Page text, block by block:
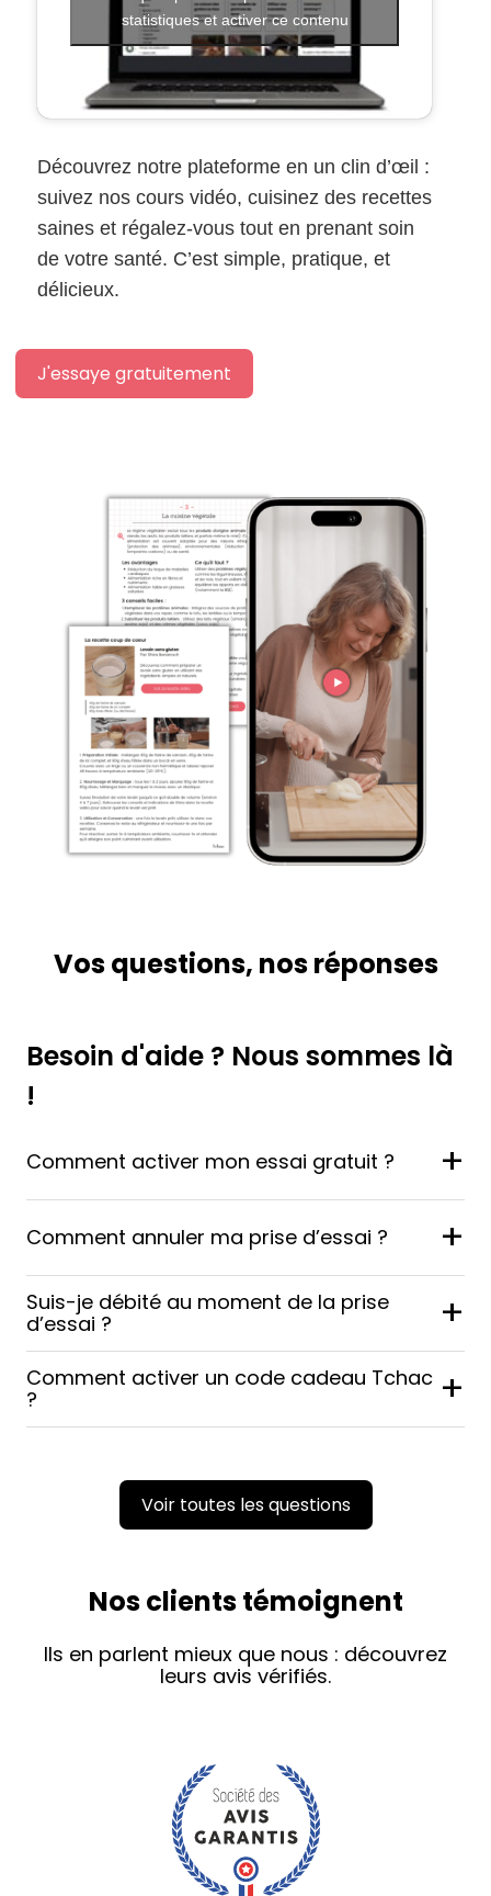
statistiques et activer ce contenu
Découvrez notre plateforme en un clin d’œil :
suivez nos cours vidéo, cuisinez des recettes
saines et régalez-vous tout en prenant soin
de votre santé. C’est simple, pratique, et
délicieux.
J'essaye gratuitement
Vos questions, nos réponses
Besoin d'aide ? Nous sommes là
!
Comment activer mon essai gratuit ? +
Comment annuler ma prise d’essai ? +
Suis-je débité au moment de la prise
d’essai ?
+
Comment activer un code cadeau Tchac
?
+
Voir toutes les questions
Nos clients témoignent
Ils en parlent mieux que nous : découvrez
leurs avis vérifiés.